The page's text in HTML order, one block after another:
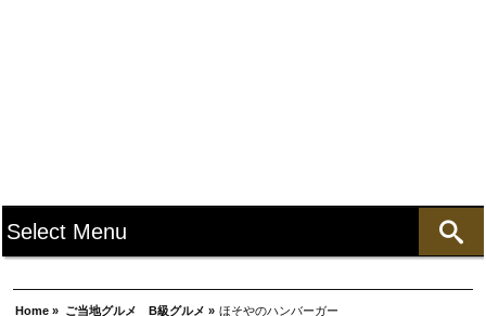
Home » ご当地グルメ B級グルメ » ほそやのハンバーガー